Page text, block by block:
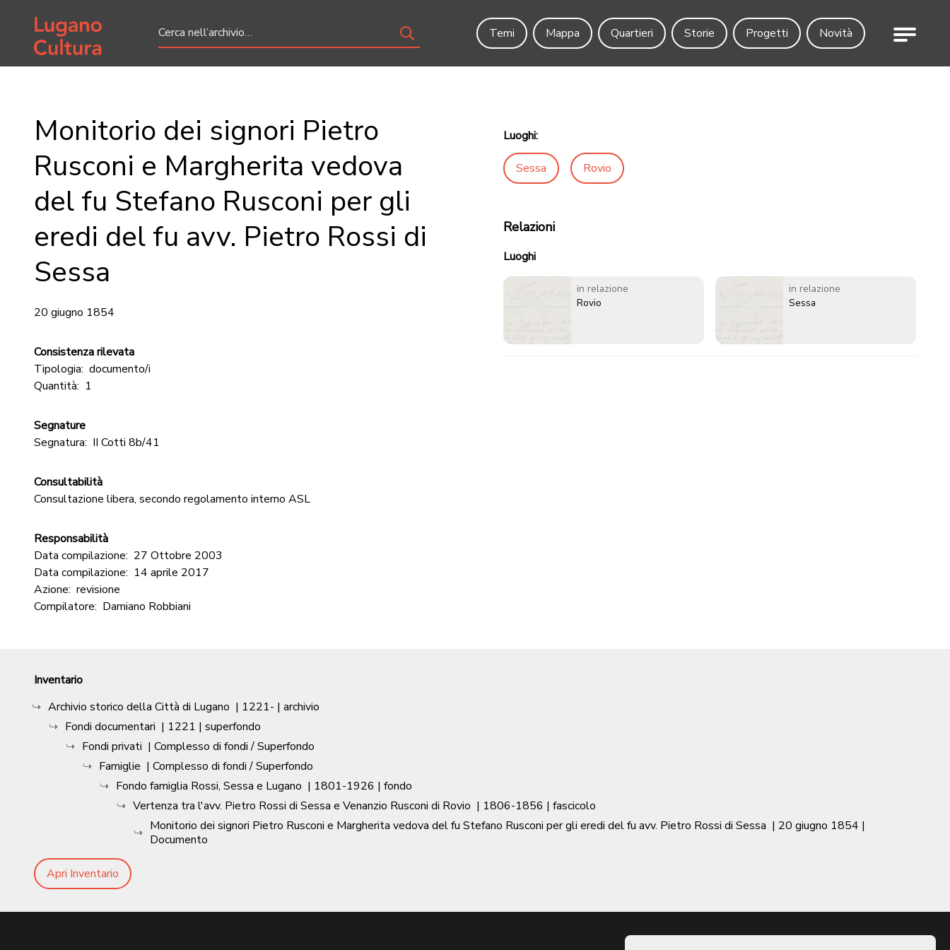
Home page
Temi
Mappa Quartieri Storie Progetti Novità Menu
Monitorio dei signori Pietro
Rusconi e Margherita vedova
del fu Stefano Rusconi per gli
eredi del fu avv. Pietro Rossi di
Sessa
20 giugno 1854
Consistenza rilevata
Tipologia: documento/i
Quantità: 1
Segnature
Segnatura: II Cotti 8b/41
Consultabilità
Consultazione libera, secondo regolamento interno ASL
Responsabilità
Data compilazione: 27 Ottobre 2003
Data compilazione: 14 aprile 2017
Azione: revisione
Compilatore: Damiano Robbiani
Luoghi:
Sessa Rovio
Relazioni
Luoghi
in relazione
Rovio
in relazione
Sessa
Inventario
Archivio storico della Città di Lugano | 1221- | archivio
Fondi documentari | 1221 | superfondo
Fondi privati | Complesso di fondi / Superfondo
Famiglie | Complesso di fondi / Superfondo
Fondo famiglia Rossi, Sessa e Lugano | 1801-1926 | fondo
Vertenza tra l'avv. Pietro Rossi di Sessa e Venanzio Rusconi di Rovio | 1806-1856 | fascicolo
Monitorio dei signori Pietro Rusconi e Margherita vedova del fu Stefano Rusconi per gli eredi del fu avv. Pietro Rossi di Sessa | 20 giugno 1854 |
Documento
Apri Inventario